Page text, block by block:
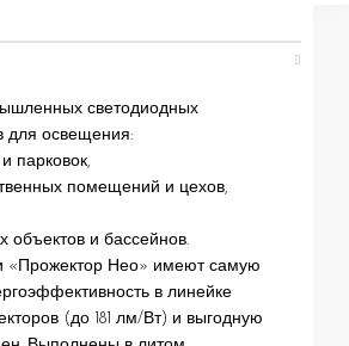
светодиодных
для освещения:
парковок,
помещений и цехов,
объектов и бассейнов.
«Прожектор Нео» имеют самую
в линейке
(до 181 лм/Вт) и выгодную